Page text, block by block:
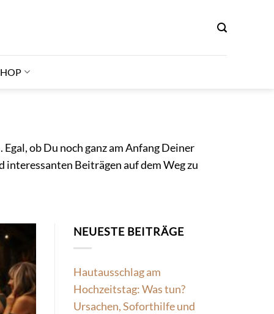
. Egal, ob Du noch ganz am Anfang Deiner
Beiträgen auf dem Weg zu
NEUESTE BEITRÄGE
Hautausschlag am
Hochzeitstag: Was tun?
Ursachen, Soforthilfe und